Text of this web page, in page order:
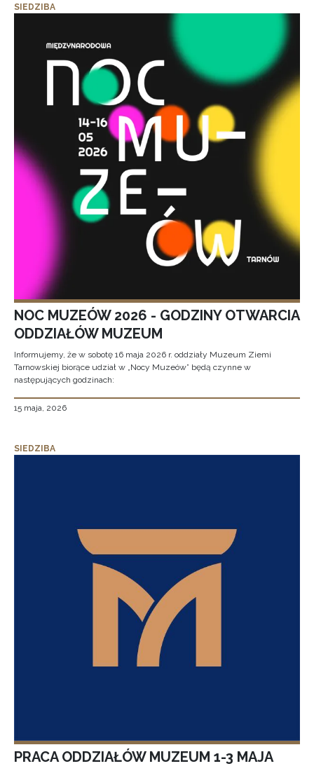
SIEDZIBA
NOC MUZEÓW 2026 - GODZINY OTWARCIA
ODDZIAŁÓW MUZEUM
Informujemy, że w sobotę 16 maja 2026 r. oddziały Muzeum Ziemi
Tarnowskiej biorące udział w „Nocy Muzeów” będą czynne w
następujących godzinach:
15 maja, 2026
SIEDZIBA
PRACA ODDZIAŁÓW MUZEUM 1-3 MAJA